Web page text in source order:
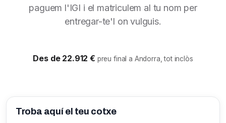
paguem l'IGI i el matriculem al tu nom per
entregar-te'l on vulguis.
Des de 22.912 € preu final a Andorra, tot inclòs
Troba aquí el teu cotxe